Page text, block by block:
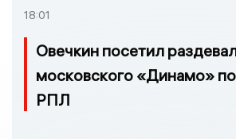
18:01
Овечкин посетил
московского «Динамо»
РПЛ